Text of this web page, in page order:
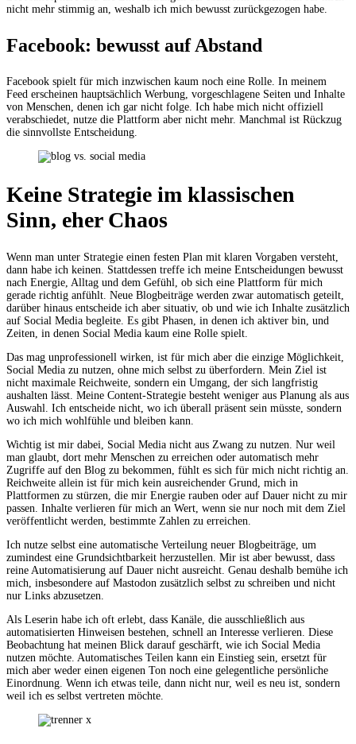
nicht mehr stimmig an, weshalb ich mich bewusst zurückgezogen habe.
Facebook: bewusst auf Abstand
Facebook spielt für mich inzwischen kaum noch eine Rolle. In meinem
Feed erscheinen hauptsächlich Werbung, vorgeschlagene Seiten und Inhalte
von Menschen, denen ich gar nicht folge. Ich habe mich nicht offiziell
verabschiedet, nutze die Plattform aber nicht mehr. Manchmal ist Rückzug
die sinnvollste Entscheidung.
Keine Strategie im klassischen
Sinn, eher Chaos
Wenn man unter Strategie einen festen Plan mit klaren Vorgaben versteht,
dann habe ich keinen. Stattdessen treffe ich meine Entscheidungen bewusst
nach Energie, Alltag und dem Gefühl, ob sich eine Plattform für mich
gerade richtig anfühlt. Neue Blogbeiträge werden zwar automatisch geteilt,
darüber hinaus entscheide ich aber situativ, ob und wie ich Inhalte zusätzlich
auf Social Media begleite. Es gibt Phasen, in denen ich aktiver bin, und
Zeiten, in denen Social Media kaum eine Rolle spielt.
Das mag unprofessionell wirken, ist für mich aber die einzige Möglichkeit,
Social Media zu nutzen, ohne mich selbst zu überfordern. Mein Ziel ist
nicht maximale Reichweite, sondern ein Umgang, der sich langfristig
aushalten lässt. Meine Content-Strategie besteht weniger aus Planung als aus
Auswahl. Ich entscheide nicht, wo ich überall präsent sein müsste, sondern
wo ich mich wohlfühle und bleiben kann.
Wichtig ist mir dabei, Social Media nicht aus Zwang zu nutzen. Nur weil
man glaubt, dort mehr Menschen zu erreichen oder automatisch mehr
Zugriffe auf den Blog zu bekommen, fühlt es sich für mich nicht richtig an.
Reichweite allein ist für mich kein ausreichender Grund, mich in
Plattformen zu stürzen, die mir Energie rauben oder auf Dauer nicht zu mir
passen. Inhalte verlieren für mich an Wert, wenn sie nur noch mit dem Ziel
veröffentlicht werden, bestimmte Zahlen zu erreichen.
Ich nutze selbst eine automatische Verteilung neuer Blogbeiträge, um
zumindest eine Grundsichtbarkeit herzustellen. Mir ist aber bewusst, dass
reine Automatisierung auf Dauer nicht ausreicht. Genau deshalb bemühe ich
mich, insbesondere auf Mastodon zusätzlich selbst zu schreiben und nicht
nur Links abzusetzen.
Als Leserin habe ich oft erlebt, dass Kanäle, die ausschließlich aus
automatisierten Hinweisen bestehen, schnell an Interesse verlieren. Diese
Beobachtung hat meinen Blick darauf geschärft, wie ich Social Media
nutzen möchte. Automatisches Teilen kann ein Einstieg sein, ersetzt für
mich aber weder einen eigenen Ton noch eine gelegentliche persönliche
Einordnung. Wenn ich etwas teile, dann nicht nur, weil es neu ist, sondern
weil ich es selbst vertreten möchte.